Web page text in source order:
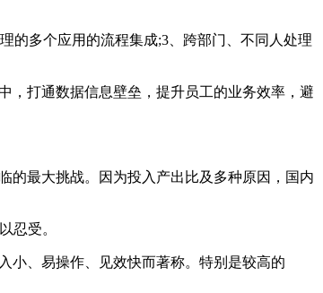
的多个应用的流程集成;3、跨部门、不同人处理
，打通数据信息壁垒，提升员工的业务效率，避
的最大挑战。因为投入产出比及多种原因，国内
忍受。
小、易操作、见效快而著称。特别是较高的